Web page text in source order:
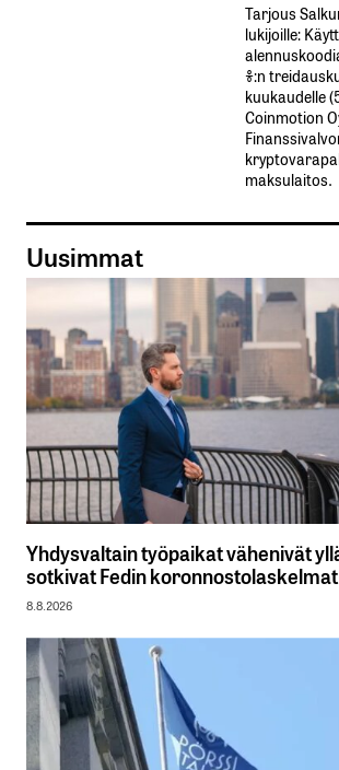
Tarjous
lukijoille:
%:n
kuukaudelle​
Coinmotion
maksulaitos.
Uusimmat
Yhdysvaltain työpaikat vähenivät
sotkivat Fedin koronnostolaskelmat
8.8.2026